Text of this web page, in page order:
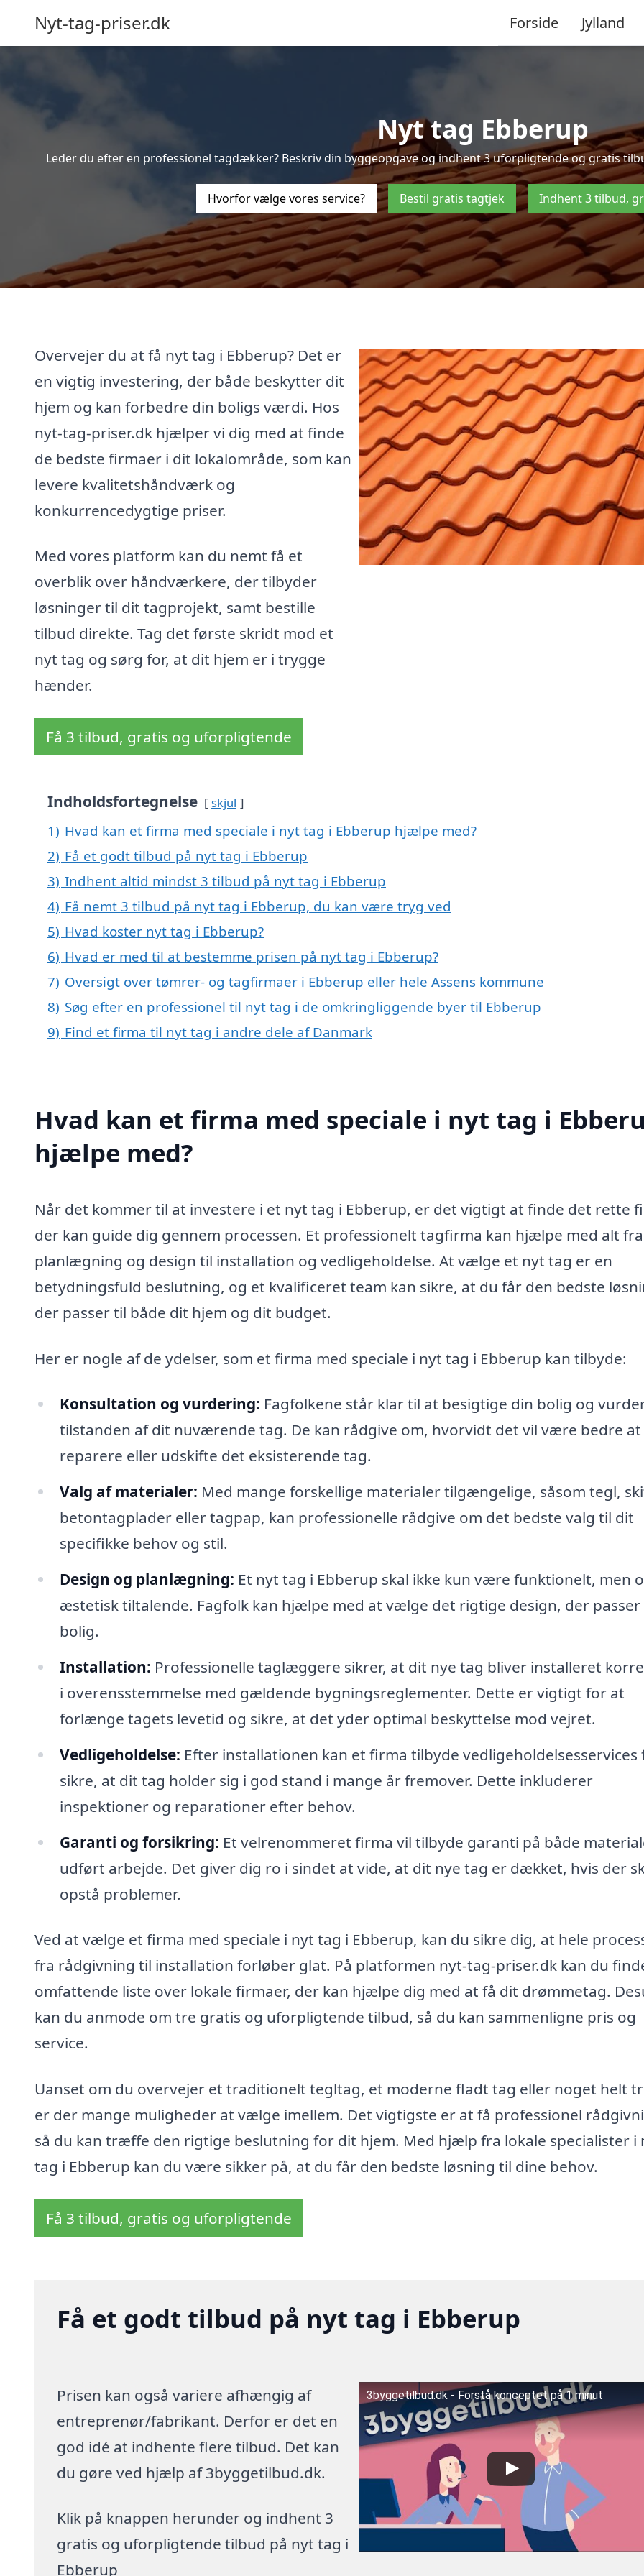
Nyt-tag-priser.dk Forside Jylland
Nyt tag Ebberup
Leder du efter en professionel tagdækker? Beskriv din byggeopgave og indhent 3 uforpligtende og gratis
Hvorfor vælge vores service? Bestil gratis tagtjek Indhent 3 tilbud,
Overvejer du at få nyt tag i Ebberup? Det er
en vigtig investering, der både beskytter dit
hjem og kan forbedre din boligs værdi. Hos
nyt-tag-priser.dk hjælper vi dig med at finde
de bedste firmaer i dit lokalområde, som kan
levere kvalitetshåndværk og
konkurrencedygtige priser.
Med vores platform kan du nemt få et
overblik over håndværkere, der tilbyder
løsninger til dit tagprojekt, samt bestille
tilbud direkte. Tag det første skridt mod et
nyt tag og sørg for, at dit hjem er i trygge
hænder.
Få 3 tilbud, gratis og uforpligtende
Indholdsfortegnelse skjul
1) Hvad kan et firma med speciale i nyt tag i Ebberup hjælpe med?
2) Få et godt tilbud på nyt tag i Ebberup
3) Indhent altid mindst 3 tilbud på nyt tag i Ebberup
4) Få nemt 3 tilbud på nyt tag i Ebberup, du kan være tryg ved
5) Hvad koster nyt tag i Ebberup?
6) Hvad er med til at bestemme prisen på nyt tag i Ebberup?
7) Oversigt over tømrer- og tagfirmaer i Ebberup eller hele Assens kommune
8) Søg efter en professionel til nyt tag i de omkringliggende byer til Ebberup
9) Find et firma til nyt tag i andre dele af Danmark
Hvad kan et firma med speciale i nyt tag i
hjælpe med?
Når det kommer til at investere i et nyt tag i Ebberup, er det vigtigt at finde det rette
der kan guide dig gennem processen. Et professionelt tagfirma kan hjælpe med alt fra
planlægning og design til installation og vedligeholdelse. At vælge et nyt tag er en
betydningsfuld beslutning, og et kvalificeret team kan sikre, at du får den bedste
der passer til både dit hjem og dit budget.
Her er nogle af de ydelser, som et firma med speciale i nyt tag i Ebberup kan tilbyde:
Konsultation og vurdering: Fagfolkene står klar til at besigtige din bolig og
tilstanden af dit nuværende tag. De kan rådgive om, hvorvidt det vil være bedre at
reparere eller udskifte det eksisterende tag.
Valg af materialer: Med mange forskellige materialer tilgængelige, såsom tegl,
betontagplader eller tagpap, kan professionelle rådgive om det bedste valg til dit
specifikke behov og stil.
Design og planlægning: Et nyt tag i Ebberup skal ikke kun være funktionelt, men
æstetisk tiltalende. Fagfolk kan hjælpe med at vælge det rigtige design, der passer
bolig.
Installation: Professionelle taglæggere sikrer, at dit nye tag bliver installeret
i overensstemmelse med gældende bygningsreglementer. Dette er vigtigt for at
forlænge tagets levetid og sikre, at det yder optimal beskyttelse mod vejret.
Vedligeholdelse: Efter installationen kan et firma tilbyde vedligeholdelsesservices
sikre, at dit tag holder sig i god stand i mange år fremover. Dette inkluderer
inspektioner og reparationer efter behov.
Garanti og forsikring: Et velrenommeret firma vil tilbyde garanti på både
udført arbejde. Det giver dig ro i sindet at vide, at dit nye tag er dækket, hvis der
opstå problemer.
Ved at vælge et firma med speciale i nyt tag i Ebberup, kan du sikre dig, at hele
fra rådgivning til installation forløber glat. På platformen nyt-tag-priser.dk kan du
omfattende liste over lokale firmaer, der kan hjælpe dig med at få dit drømmetag.
kan du anmode om tre gratis og uforpligtende tilbud, så du kan sammenligne pris og
service.
Uanset om du overvejer et traditionelt tegltag, et moderne fladt tag eller noget helt
er der mange muligheder at vælge imellem. Det vigtigste er at få professionel
så du kan træffe den rigtige beslutning for dit hjem. Med hjælp fra lokale specialister i
tag i Ebberup kan du være sikker på, at du får den bedste løsning til dine behov.
Få 3 tilbud, gratis og uforpligtende
Få et godt tilbud på nyt tag i Ebberup
Prisen kan også variere afhængig af
entreprenør/fabrikant. Derfor er det en
god idé at indhente flere tilbud. Det kan
du gøre ved hjælp af 3byggetilbud.dk.
Klik på knappen herunder og indhent 3
gratis og uforpligtende tilbud på nyt tag i
Ebberup
3byggetilbud.dk - Forstå konceptet på 1 minut